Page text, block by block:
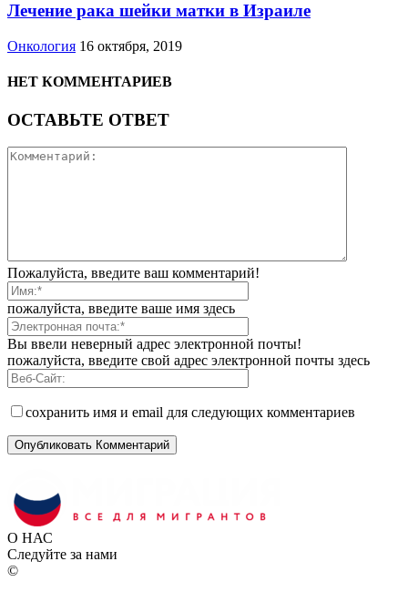
Лечение рака шейки матки в Израиле
Онкология 16 октября, 2019
НЕТ КОММЕНТАРИЕВ
ОСТАВЬТЕ ОТВЕТ
Пожалуйста, введите ваш комментарий!
пожалуйста, введите ваше имя здесь
Вы ввели неверный адрес электронной почты!
пожалуйста, введите свой адрес электронной почты здесь
сохранить имя и email для следующих комментариев
О НАС
Следуйте за нами
©